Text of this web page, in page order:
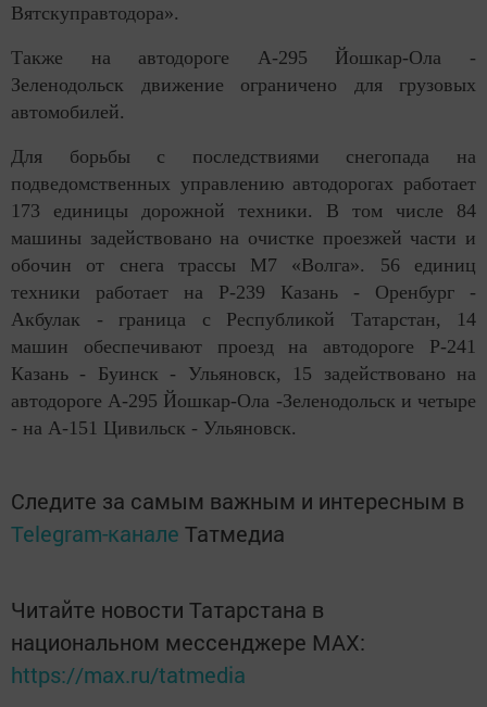
Вятскуправтодора».
Также на автодороге А-295 Йошкар-Ола -
Зеленодольск движение ограничено для грузовых
автомобилей.
Для борьбы с последствиями снегопада на
подведомственных управлению автодорогах работает
173 единицы дорожной техники. В том числе 84
машины задействовано на очистке проезжей части и
обочин от снега трассы М7 «Волга». 56 единиц
техники работает на Р-239 Казань - Оренбург -
Акбулак - граница с Республикой Татарстан, 14
машин обеспечивают проезд на автодороге Р-241
Казань - Буинск - Ульяновск, 15 задействовано на
автодороге А-295 Йошкар-Ола -Зеленодольск и четыре
- на А-151 Цивильск - Ульяновск.
Следите за самым важным и интересным в
Telegram-канале Татмедиа
Читайте новости Татарстана в
национальном мессенджере MАХ:
https://max.ru/tatmedia